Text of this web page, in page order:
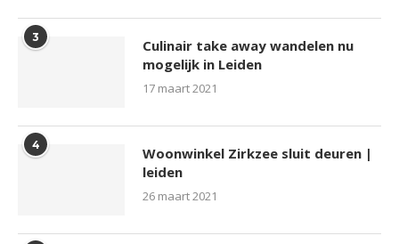
3
Culinair take away wandelen nu
mogelijk in Leiden
17 maart 2021
4
Woonwinkel Zirkzee sluit deuren |
leiden
26 maart 2021